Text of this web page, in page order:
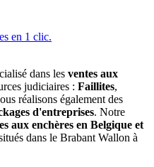
dans les ventes aux
judiciaires : Faillites,
réalisons également des
d'entreprises. Notre
aux enchères en Belgique et
dans le Brabant Wallon à